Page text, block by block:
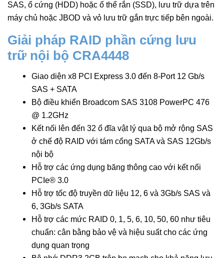
SAS, ổ cứng (HDD) hoặc ổ thể rắn (SSD), lưu trữ dựa trên
máy chủ hoặc JBOD và vỏ lưu trữ gắn trực tiếp bên ngoài.
Giải pháp RAID phần cứng lưu
trữ nội bộ CRA4448
Giao diện x8 PCI Express 3.0 đến 8-Port 12 Gb/s
SAS + SATA
Bộ điều khiển Broadcom SAS 3108 PowerPC 476
@ 1.2GHz
Kết nối lên đến 32 ổ đĩa vật lý qua bộ mở rộng SAS
ở chế độ RAID với tám cổng SATA và SAS 12Gb/s
nội bộ
Hỗ trợ các ứng dụng băng thông cao với kết nối
PCIe® 3.0
Hỗ trợ tốc độ truyền dữ liệu 12, 6 và 3Gb/s SAS và
6, 3Gb/s SATA
Hỗ trợ các mức RAID 0, 1, 5, 6, 10, 50, 60 như tiêu
chuẩn: cân bằng bảo vệ và hiệu suất cho các ứng
dụng quan trọng